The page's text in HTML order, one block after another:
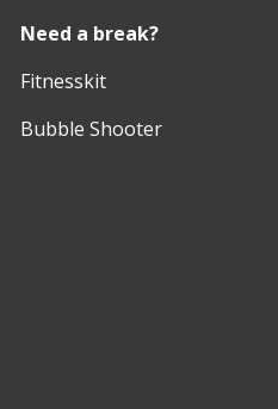
Need a break?
Fitnesskit
Bubble Shooter